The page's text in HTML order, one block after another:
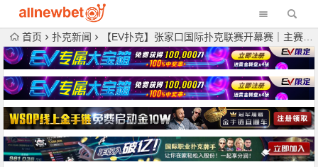
首页 扑克新闻 【EV扑克】张家口国际扑克联赛开幕赛｜主赛B组再创新高383人参赛 北京选手高福宇领衔46人晋级